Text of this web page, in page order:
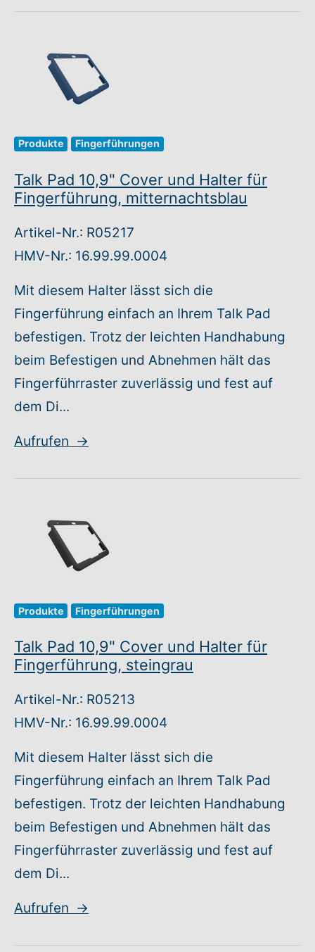
Produkte Fingerführungen
Talk Pad 10,9" Cover und Halter für
Fingerführung, mitternachtsblau
Artikel-Nr.: R05217
HMV-Nr.: 16.99.99.0004
Mit diesem Halter lässt sich die
Fingerführung einfach an Ihrem Talk Pad
befestigen. Trotz der leichten Handhabung
beim Befestigen und Abnehmen hält das
Fingerführraster zuverlässig und fest auf
dem Di...
Aufrufen →
Produkte Fingerführungen
Talk Pad 10,9" Cover und Halter für
Fingerführung, steingrau
Artikel-Nr.: R05213
HMV-Nr.: 16.99.99.0004
Mit diesem Halter lässt sich die
Fingerführung einfach an Ihrem Talk Pad
befestigen. Trotz der leichten Handhabung
beim Befestigen und Abnehmen hält das
Fingerführraster zuverlässig und fest auf
dem Di...
Aufrufen →